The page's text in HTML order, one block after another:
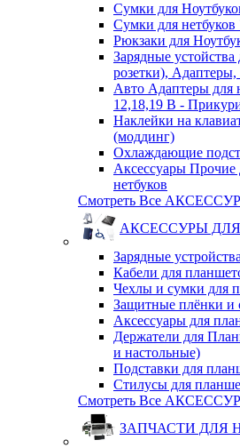
Сумки для
Сумки для нетбуков
Рюкзаки для
Зарядные устойства
розетки),
Авто Адаптеры для
12,18,19 В -
Наклейки на
(моддинг)
Охлаждающие
Аксессуары Прочие
нетбуков
Смотреть Все
АКСЕССУРЫ
Зарядные
Кабели для
Чехлы и сумки для
Защитные плёнки и
Аксессуары для
Держатели для
и настольные)
Подставки для
Стилусы для
Смотреть Все
ЗАПЧАСТИ ДЛЯ